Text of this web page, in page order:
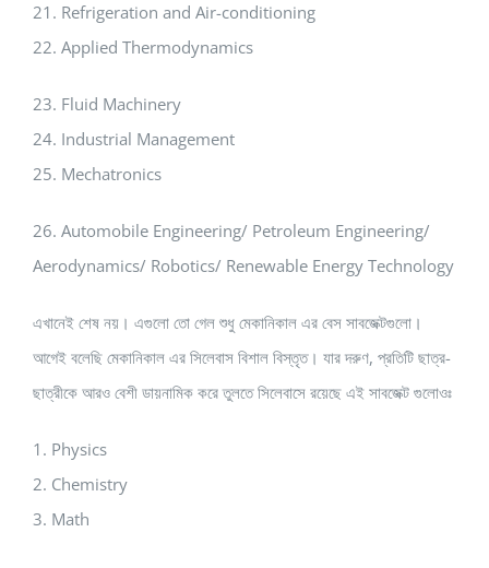
21. Refrigeration and Air-conditioning
22. Applied Thermodynamics
23. Fluid Machinery
24. Industrial Management
25. Mechatronics
26. Automobile Engineering/ Petroleum Engineering/
Aerodynamics/ Robotics/ Renewable Energy Technology
এখানেই শেষ নয়। এগুলো তো গেল শুধু মেকানিকাল এর বেস সাবজেক্টগুলো।
আগেই বলেছি মেকানিকাল এর সিলেবাস বিশাল বিস্তৃত। যার দরুণ, প্রতিটি ছাত্র-
ছাত্রীকে আরও বেশী ডায়নামিক করে তুলতে সিলেবাসে রয়েছে এই সাবজেক্ট গুলোওঃ
1. Physics
2. Chemistry
3. Math